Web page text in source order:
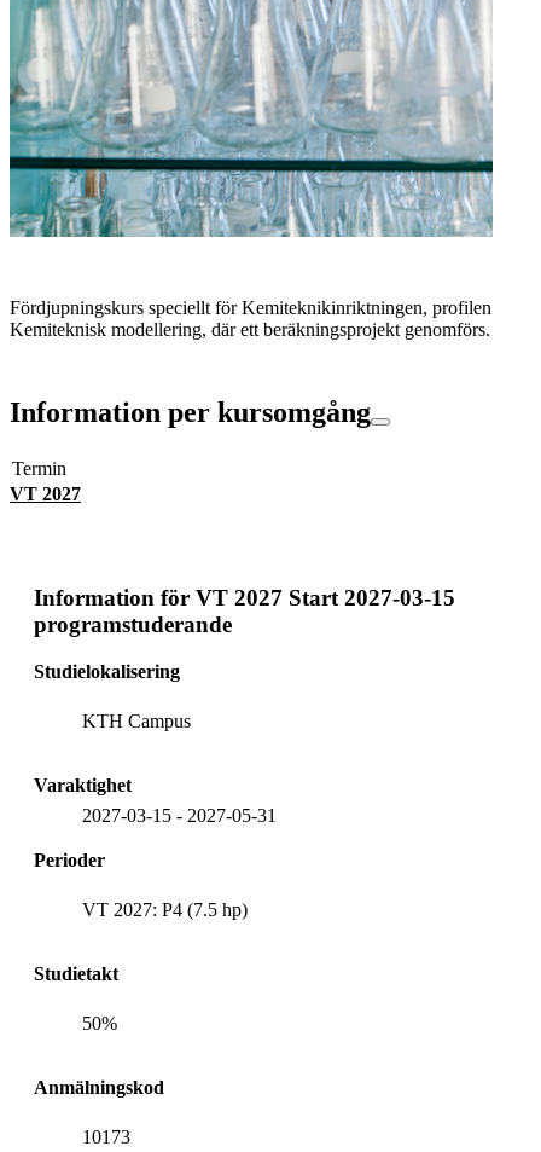
Fördjupningskurs speciellt för Kemiteknikinriktningen, profilen
Kemiteknisk modellering, där ett beräkningsprojekt genomförs.
Information per kursomgång
Termin
VT 2027
Information för VT 2027 Start 2027-03-15
programstuderande
Studielokalisering
KTH Campus
Varaktighet
2027-03-15 - 2027-05-31
Perioder
VT 2027: P4 (7.5 hp)
Studietakt
50%
Anmälningskod
10173